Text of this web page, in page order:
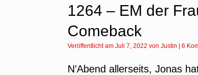
1264 – EM der
Comeback
Veröffentlicht am Juli 7, 2022 von Justin 6
N’Abend allerseits, Jonas